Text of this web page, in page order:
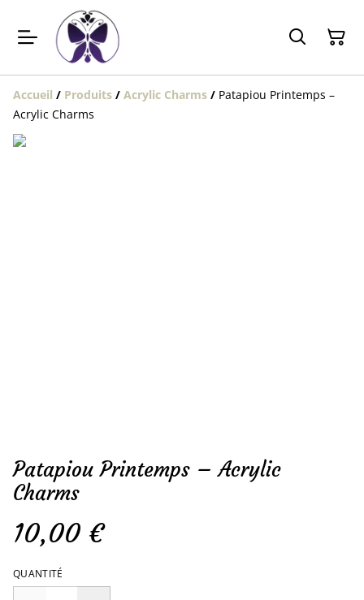
Accueil / Produits / Acrylic Charms / Patapiou Printemps –
Acrylic Charms
Patapiou Printemps – Acrylic
Charms
10,00 €
QUANTITÉ